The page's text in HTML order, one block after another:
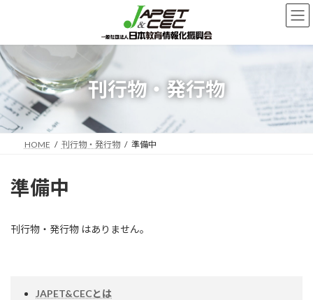
ン
ツ
ス
キ
ッ
プ
ー
シ
ン
に
移
動
刊行物・発行物
HOME 刊行物・発行物 準備中
準備中
刊行物・発行物 はありません。
JAPET&CECとは